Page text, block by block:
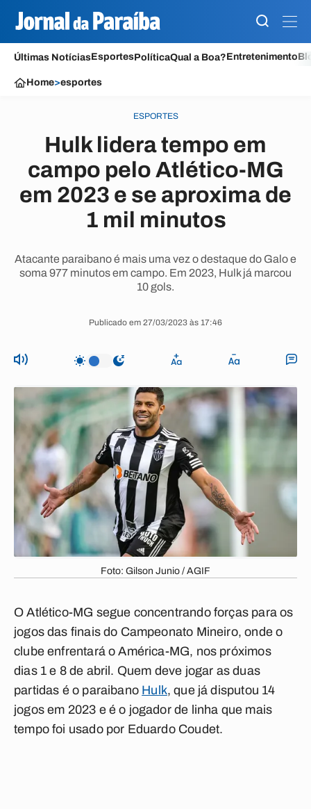
Últimas NotíciasEsportesPolíticaQual a Boa?Entretenimento
Home>esportes
ESPORTES
Hulk lidera tempo em
campo pelo Atlético-MG
em 2023 e se aproxima de
1 mil minutos
Atacante paraibano é mais uma vez o destaque do Galo e
soma 977 minutos em campo. Em 2023, Hulk já marcou
10 gols.
Publicado em 27/03/2023 às 17:46
Foto: Gilson Junio / AGIF
O Atlético-MG segue concentrando forças para os
jogos das finais do Campeonato Mineiro, onde o
clube enfrentará o América-MG, nos próximos
dias 1 e 8 de abril. Quem deve jogar as duas
partidas é o paraibano Hulk, que já disputou 14
jogos em 2023 e é o jogador de linha que mais
tempo foi usado por Eduardo Coudet.